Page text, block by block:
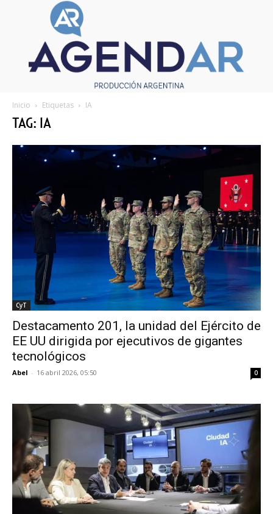
Inicio Etiquetas IA
TAG: IA
CyT
Destacamento 201, la unidad del Ejército de
EE UU dirigida por ejecutivos de gigantes
tecnológicos
Abel - 16 abril 2026, 05:50 0